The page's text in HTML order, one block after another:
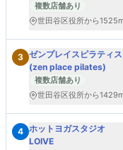
複数店舗あり
世田谷区役所から
3 ゼンプレイスピラティス
(zen place pilates)
複数店舗あり
世田谷区役所から
4 ホットヨガスタジオ
LOIVE